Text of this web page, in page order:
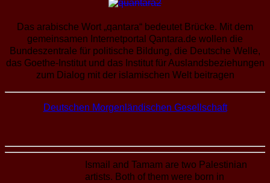
Das arabische Wort „qantara“ bedeutet Brücke. Mit dem
gemeinsamen Internetportal Qantara.de wollen die
Bundeszentrale für politische Bildung, die Deutsche Welle,
das Goethe-Institut und das Institut für Auslandsbeziehungen
zum Dialog mit der islamischen Welt beitragen
Deutschen Morgenländischen Gesellschaft
Ismail and Tamam are two Palestinian
artists. Both of them were born in